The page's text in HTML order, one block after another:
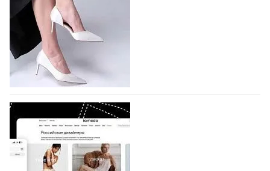
На участие в седьмой Московской неделе моды,
которая пройдет в российской столице с 26 сентября
по 1 октября, уже подано 1047 заявок. Примерно
половину из них (494) прислали дизайнеры,
коллекции которых не были представлены в…
07.08.2026 560
BALLINA представит свои новинки на Euro
Shoes
Компания BALLINA Guangzhou Lihuang Footwear